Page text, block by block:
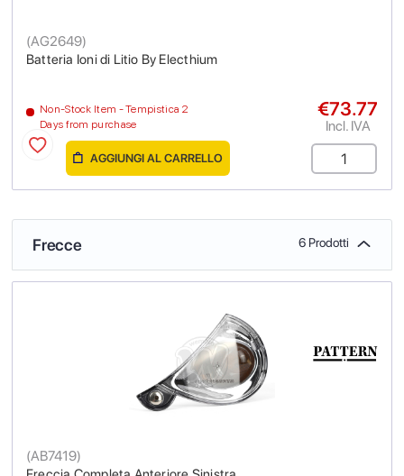
Batteria Ioni di Litio By Electhium
(AG2649)
Non-Stock Item - Tempistica 2
Days from purchase
€73.77
Incl. IVA
AGGIUNGI AL CARRELLO
Frecce 6 Prodotti
(AB7419)